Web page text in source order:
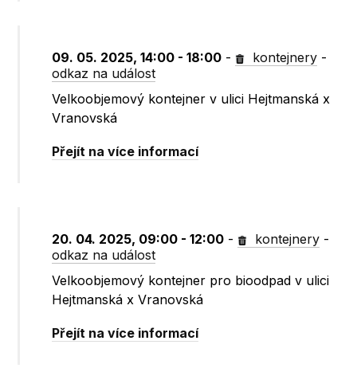
09. 05. 2025, 14:00 - 18:00 - kontejnery -
odkaz na událost
Velkoobjemový kontejner v ulici Hejtmanská x
Vranovská
Přejít na více informací
20. 04. 2025, 09:00 - 12:00 - kontejnery -
odkaz na událost
Velkoobjemový kontejner pro bioodpad v ulici
Hejtmanská x Vranovská
Přejít na více informací